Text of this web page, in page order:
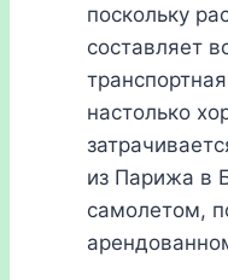
поскольку
составляет
настолько
из Парижа в
самолетом,